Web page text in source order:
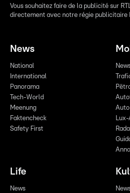
Vous souhaitez faire de la publicité sur
directement avec notre régie publicitaire
News
National
International
Panorama
Tech-World
Meenung
Faktencheck
Safety First
Life
News